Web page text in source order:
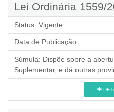
Lei Ordinária 1559/
Status: Vigente
Data de Publicação:
Súmula: Dispõe sobre a
Suplementar, e dá outras